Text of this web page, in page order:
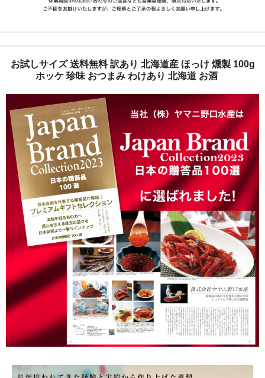
お試しサイズ 送料無料 訳あり 北海道産 ほっけ 燻製 100g
ホッケ 珍味 おつまみ わけあり 北海道 お酒